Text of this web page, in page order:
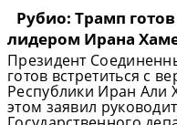
Рубио: Трамп
лидером Ирана
Президент
готов встретиться с
Республики Иран Али
этом заявил